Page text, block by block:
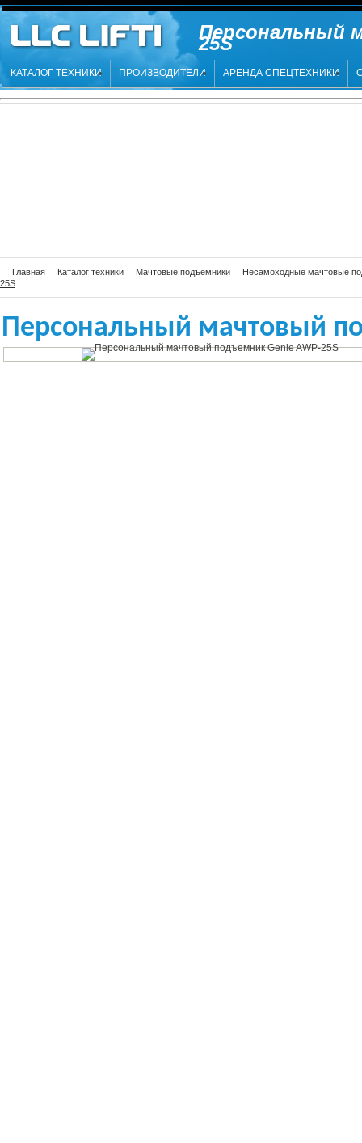
Персональный
25S
КАТАЛОГ ТЕХНИКИ ПРОИЗВОДИТЕЛИ АРЕНДА СПЕЦТЕХНИКИ
Главная Каталог техники Мачтовые подъемники
Несамоходные мачтовые
25S
Персональный мачтовый